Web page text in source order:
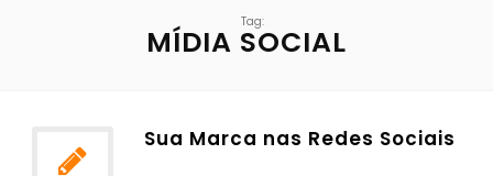
Tag:
MÍDIA SOCIAL
Sua Marca nas Redes Sociais